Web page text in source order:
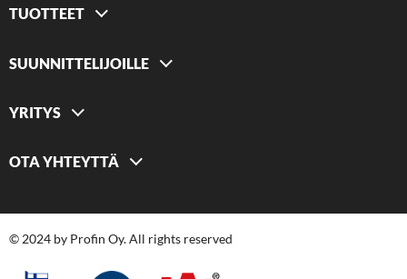
TUOTTEET
SUUNNITTELIJOILLE
YRITYS
OTA YHTEYTTÄ
© 2024 by Profin Oy. All rights reserved